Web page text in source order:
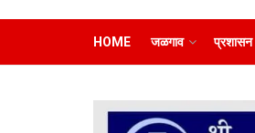
HOME जळगाव प्रशासन